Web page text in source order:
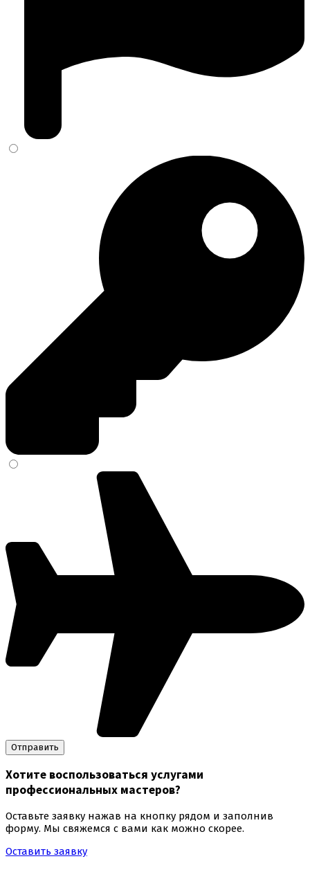
Хотите воспользоваться услугами
профессиональных мастеров?
Оставьте заявку нажав на кнопку рядом и заполнив
форму. Мы свяжемся с вами как можно скорее.
Оставить заявку